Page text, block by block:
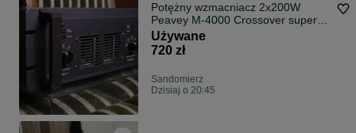
Potężny wzmacniacz 2x200W
Peavey M-4000 Crossover super
dźwięk Sprawny
Używane
720 zł
Sandomierz
Dzisiaj o 20:45